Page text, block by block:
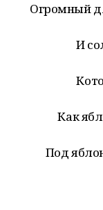
Огромный
И
Как
Под